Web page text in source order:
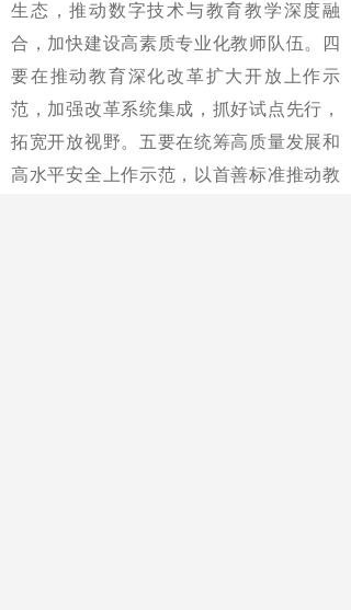
生态，推动数字技术与教育教学深度融
合，加快建设高素质专业化教师队伍。四
要在推动教育深化改革扩大开放上作示
范，加强改革系统集成，抓好试点先行，
拓宽开放视野。五要在统筹高质量发展和
高水平安全上作示范，以首善标准推动教